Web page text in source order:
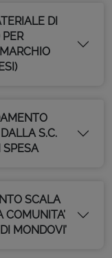
DI
S.C.
SPESA
SCALA
COMUNITA’
MONDOVI’